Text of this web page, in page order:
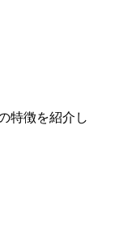
特徴を紹介し